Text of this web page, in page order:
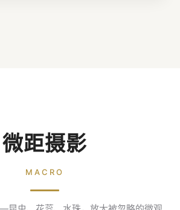
微距摄影
MACRO